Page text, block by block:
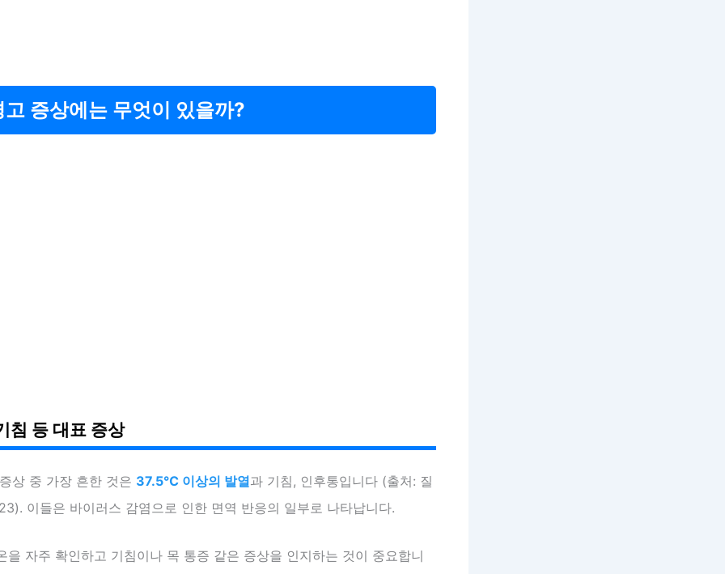
고 증상에는 무엇이 있을까?
침 등 대표 증상
상 중 가장 흔한 것은 37.5℃ 이상의 발열과 기침, 인후통입니다 (출처: 질
이들은 바이러스 감염으로 인한 면역 반응의 일부로 나타납니다.
을 자주 확인하고 기침이나 목 통증 같은 증상을 인지하는 것이 중요합니